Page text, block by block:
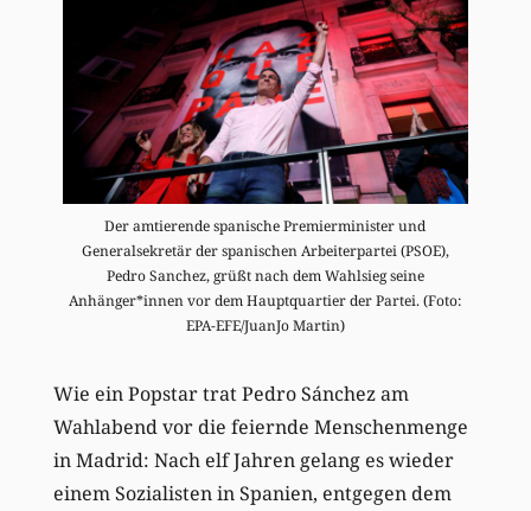
Der amtierende spanische Premierminister und
Generalsekretär der spanischen Arbeiterpartei (PSOE),
Pedro Sanchez, grüßt nach dem Wahlsieg seine
Anhänger*innen vor dem Hauptquartier der Partei. (Foto:
EPA-EFE/JuanJo Martin)
Wie ein Popstar trat Pedro Sánchez am
Wahlabend vor die feiernde Menschenmenge
in Madrid: Nach elf Jahren gelang es wieder
einem Sozialisten in Spanien, entgegen dem